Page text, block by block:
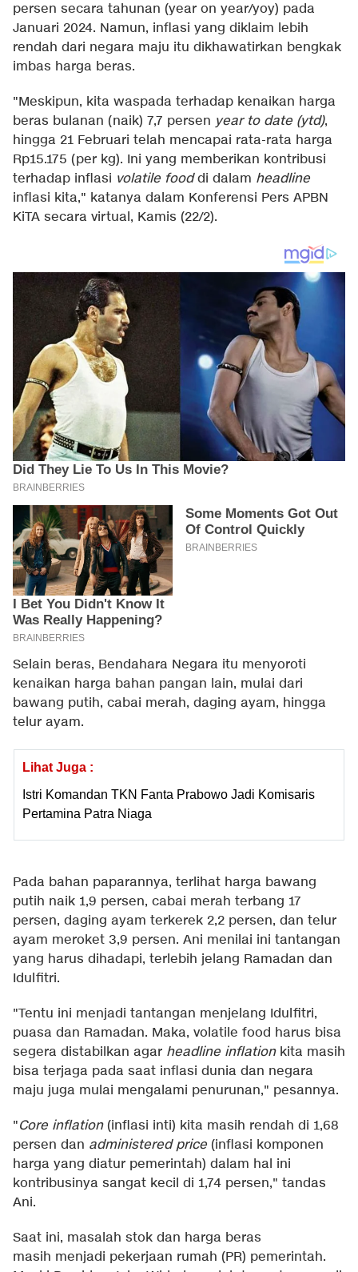
persen secara tahunan (year on year/yoy) pada
Januari 2024. Namun, inflasi yang diklaim lebih
rendah dari negara maju itu dikhawatirkan bengkak
imbas harga beras.
"Meskipun, kita waspada terhadap kenaikan harga
beras bulanan (naik) 7,7 persen year to date (ytd),
hingga 21 Februari telah mencapai rata-rata harga
Rp15.175 (per kg). Ini yang memberikan kontribusi
terhadap inflasi volatile fooddi dalam headline
inflasi kita," katanya dalam Konferensi Pers APBN
KiTA secara virtual, Kamis (22/2).
Selain beras, Bendahara Negara itu menyoroti
kenaikan harga bahan pangan lain, mulai dari
bawang putih, cabai merah, daging ayam, hingga
telur ayam.
Lihat Juga :
Istri Komandan TKN Fanta Prabowo Jadi Komisaris
Pertamina Patra Niaga
Pada bahan paparannya, terlihat harga bawang
putih naik 1,9 persen, cabai merah terbang 17
persen, daging ayam terkerek 2,2 persen, dan telur
ayam meroket 3,9 persen. Ani menilai ini tantangan
yang harus dihadapi, terlebih jelang Ramadan dan
Idulfitri.
"Tentu ini menjadi tantangan menjelang Idulfitri,
puasa dan Ramadan. Maka, volatile food harus bisa
segera distabilkan agar headline inflationkita masih
bisa terjaga pada saat inflasi dunia dan negara
maju juga mulai mengalami penurunan," pesannya.
"Core inflation(inflasi inti) kita masih rendah di 1,68
persen dan administered price (inflasi komponen
harga yang diatur pemerintah) dalam hal ini
kontribusinya sangat kecil di 1,74 persen," tandas
Ani.
Saat ini, masalah stok dan harga beras
masih menjadi pekerjaan rumah (PR) pemerintah.